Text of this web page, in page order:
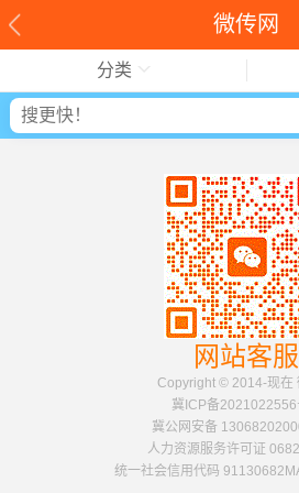
微传网
分类
网站客服
Copyright © 2014-现在
冀ICP备2021022556
冀公网安备
人力资源服务许可证
统一社会信用代码